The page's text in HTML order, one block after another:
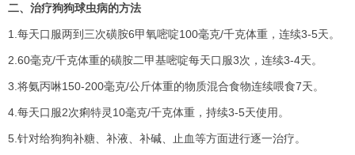
二、治疗狗狗球虫病的方法
1.每天口服两到三次磺胺6甲氧嘧啶100毫克/千克体重，连续3-5天。
2.60毫克/千克体重的磺胺二甲基嘧啶每天口服3次，连续3-4天。
3.将氨丙啉150-200毫克/公斤体重的物质混合食物连续喂食7天。
4.每天口服2次痢特灵10毫克/千克体重，持续3-5天使用。
5.针对给狗狗补糖、补液、补碱、止血等方面进行逐一治疗。